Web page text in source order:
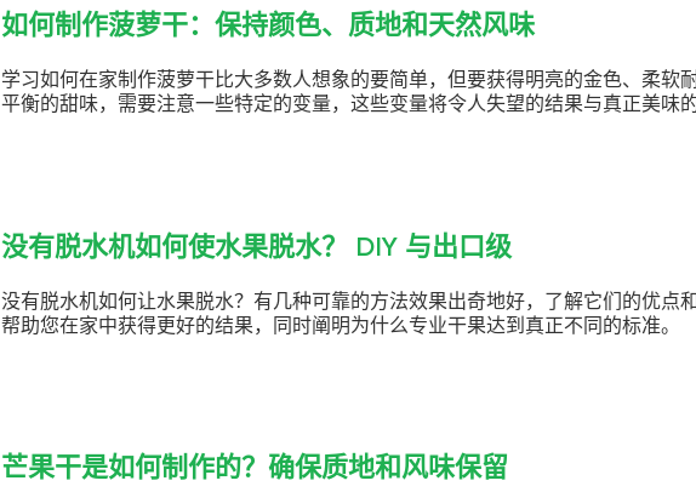
如何制作菠萝干：保持颜色、质地和天然风味
学习如何在家制作菠萝干比大多数人想象的要简单，但要获得明亮的金色、柔软
平衡的甜味，需要注意一些特定的变量，这些变量将令人失望的结果与真正美味
没有脱水机如何使水果脱水？ DIY 与出口级
没有脱水机如何让水果脱水？有几种可靠的方法效果出奇地好，了解它们的优点
帮助您在家中获得更好的结果，同时阐明为什么专业干果达到真正不同的标准。
芒果干是如何制作的？确保质地和风味保留